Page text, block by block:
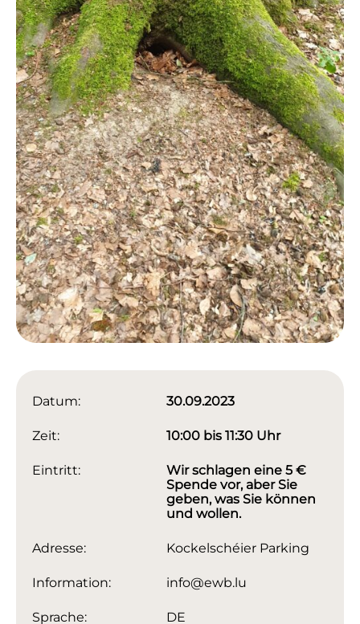
Datum: 30.09.2023
Zeit: 10:00 bis 11:30 Uhr
Eintritt:
Wir schlagen eine 5 €
Spende vor, aber Sie
geben, was Sie können
und wollen.
Adresse: Kockelschéier Parking
Information: info@ewb.lu
Sprache: DE